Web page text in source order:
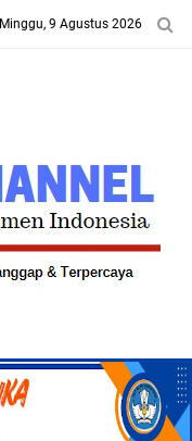
Minggu, 9 Agustus 2026